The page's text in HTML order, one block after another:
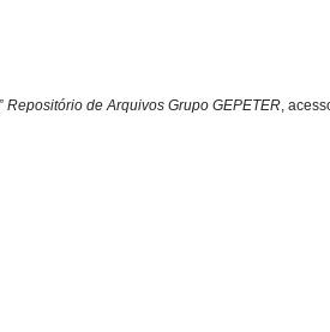
Repositório de Arquivos Grupo GEPETER,